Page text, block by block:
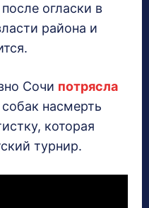
огласки в
района и
Сочи потрясла
насмерть
которая
турнир.